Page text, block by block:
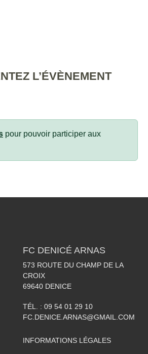
L’ÉVÈNEMENT
pour pouvoir participer aux
FC DENICÉ ARNAS
573 ROUTE DU CHAMP DE LA
CROIX
69640 DENICE
TÉL. : 09 54 01 29 10
FC.DENICE.ARNAS@GMAIL.COM
INFORMATIONS LÉGALES